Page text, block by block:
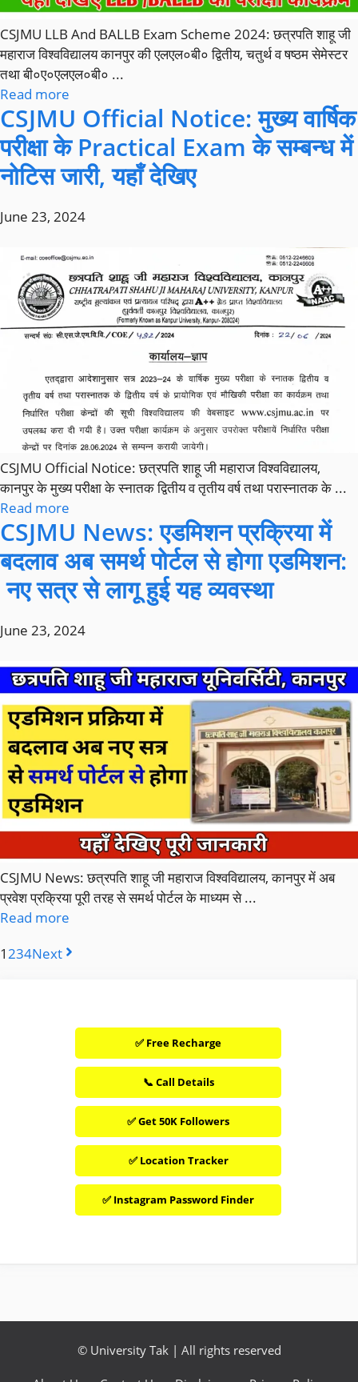
CSJMU LLB And BALLB Exam Scheme 2024: छत्रपति शाहू जी
महाराज विश्वविद्यालय कानपुर की एलएल०बी० द्वितीय, चतुर्थ व षष्ठम सेमेस्टर
तथा बी०ए०एलएल०बी० ...
Read more
CSJMU Official Notice: मुख्य वार्षिक
परीक्षा के Practical Exam के सम्बन्ध में
नोटिस जारी, यहाँ देखिए
June 23, 2024
CSJMU Official Notice: छत्रपति शाहू जी महाराज विश्वविद्यालय,
कानपुर के मुख्य परीक्षा के स्नातक द्वितीय व तृतीय वर्ष तथा परास्नातक के ...
Read more
CSJMU News: एडमिशन प्रक्रिया में
बदलाव अब समर्थ पोर्टल से होगा एडमिशन:
नए सत्र से लागू हुई यह व्यवस्था
June 23, 2024
CSJMU News: छत्रपति शाहू जी महाराज विश्वविद्यालय, कानपुर में अब
प्रवेश प्रक्रिया पूरी तरह से समर्थ पोर्टल के माध्यम से ...
Read more
1 234Next
✅ Free Recharge
📞 Call Details
✅ Get 50K Followers
✅ Location Tracker
✅ Instagram Password Finder
© University Tak | All rights reserved